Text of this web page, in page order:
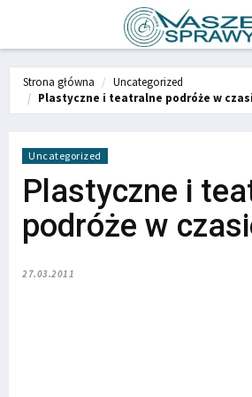
Strona główna
Uncategorized
Plastyczne i teatralne podróże w
Uncategorized
Plastyczne i
podróże w
27.03.2011